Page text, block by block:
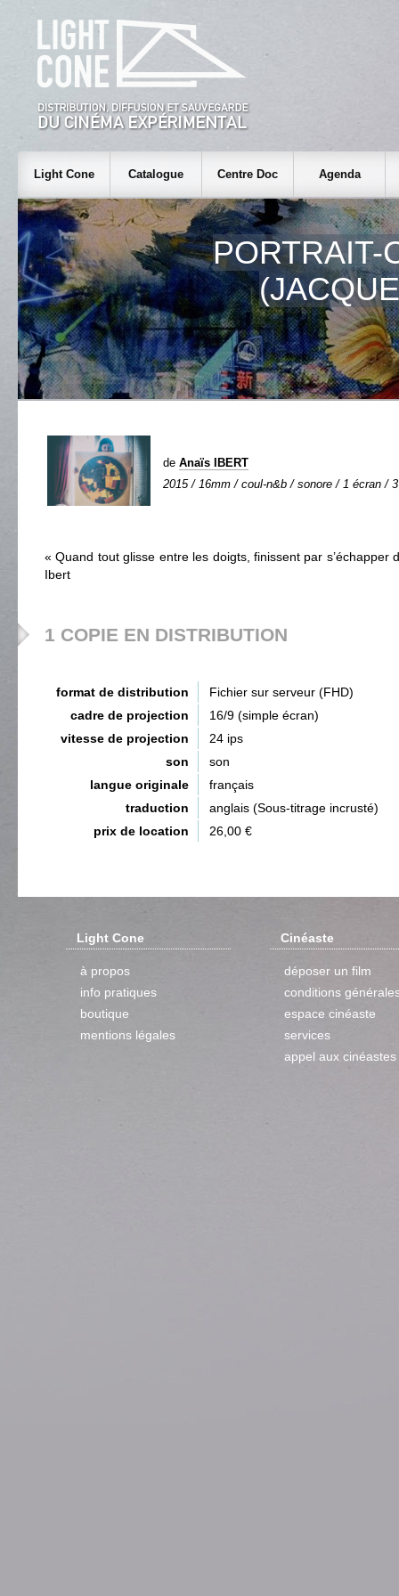
Light Cone Catalogue Centre Doc Agenda
PORTRAIT-
de Anaïs IBERT
2015 / 16mm / coul-n&b / sonore / 1 écran /
« Quand tout glisse entre les doigts, finissent par
Ibert
1 COPIE EN DISTRIBUTION
format de distribution
Fichier sur serveur (FHD)
cadre de projection
16/9 (simple écran)
vitesse de projection
24 ips
son
son
langue originale
français
traduction
anglais (Sous-titrage incrusté)
prix de location
26,00 €
Light Cone
à propos
info pratiques
boutique
mentions légales
Cinéaste
déposer un film
conditions
espace cinéaste
services
appel aux cinéastes